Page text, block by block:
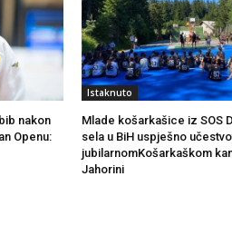
nakon
Openu:
Istaknuto
Mlade košarkašice iz SOS
sela u BiH uspješno
jubilarnomKošarkaškom
Jahorini